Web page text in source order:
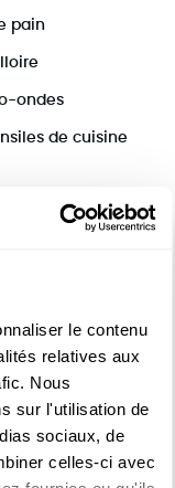
le contenu
relatives aux
Nous
sur l'utilisation de
sociaux, de
celles-ci avec
pain
ondes
de cuisine
sans
haut Marais. Il
une TV,
un frigidaire, un